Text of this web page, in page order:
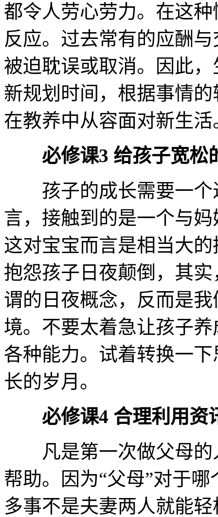
都令人劳心劳力。在这
反应。过去常有的应酬
被迫耽误或取消。因此
新规划时间，根据事情
在教养中从容面对新生活
必修课3 给孩子宽松
孩子的成长需要一个
言，接触到的是一个与
这对宝宝而言是相当大
抱怨孩子日夜颠倒，其
谓的日夜概念，反而是
境。不要太着急让孩子
各种能力。试着转换一
长的岁月。
必修课4 合理利用资
凡是第一次做父母的
帮助。因为“父母”对于
多事不是夫妻两人就能